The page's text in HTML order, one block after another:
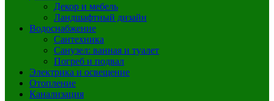
Декор и мебель
Ландшафтный дизайн
Водоснабжение
Сантехника
Санузел: ванная и туалет
Погреб и подвал
Электрика и освещение
Отопление
Канализация